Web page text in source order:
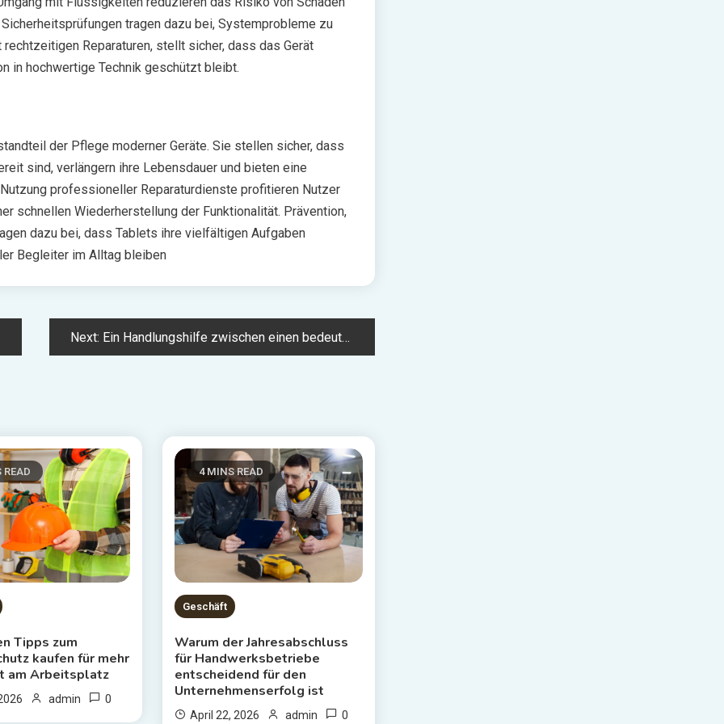
tragen dazu bei, Systemprobleme zu
Reparaturen, stellt sicher, dass das Gerät
in hochwertige Technik geschützt bleibt.
der Pflege moderner Geräte. Sie stellen sicher, dass
sind, verlängern ihre Lebensdauer und bieten eine
professioneller Reparaturdienste profitieren Nutzer
schnellen Wiederherstellung der Funktionalität. Prävention,
dazu bei, dass Tablets ihre vielfältigen Aufgaben
Begleiter im Alltag bleiben
Next: Ein Handlungshilfe zwischen einen bedeutungsvollen Ableben: was nachdem Deutsche Mark Schädigung eines geliebten Menschen zu wertschätzen ist
Tipps zum
kaufen für mehr
am Arbeitsplatz
admin 0
4 MINS READ
Geschäft
Warum der Jahresabschluss
für Handwerksbetriebe
entscheidend für den
Unternehmenserfolg ist
April 22, 2026 admin 0